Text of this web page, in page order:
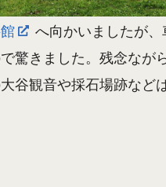
へ向かいましたが
驚きました。残念なが
谷観音や採石場跡など